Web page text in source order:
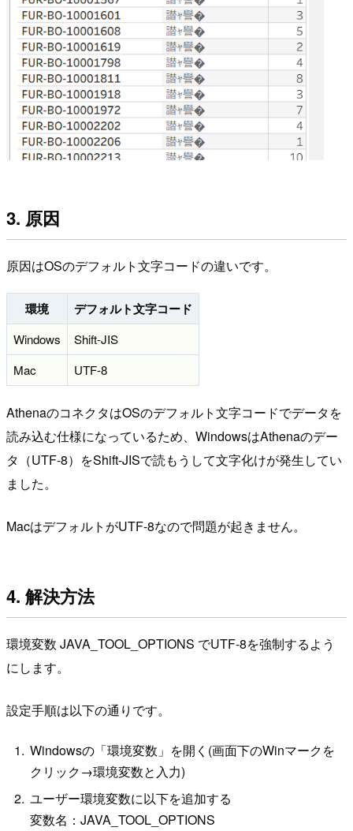
3. 原因
原因はOSのデフォルト文字コードの違いです。
環境 デフォルト文字コード
Windows
Shift-JIS
Mac
UTF-8
AthenaのコネクタはOSのデフォルト文字コードでデータを
読み込む仕様になっているため、WindowsはAthenaのデー
タ（UTF-8）をShift-JISで読もうして文字化けが発生してい
ました。
MacはデフォルトがUTF-8なので問題が起きません。
4. 解決方法
環境変数 JAVA_TOOL_OPTIONS でUTF-8を強制するよう
にします。
設定手順は以下の通りです。
Windowsの「環境変数」を開く(画面下のWinマークを
クリック→環境変数と入力)
ユーザー環境変数に以下を追加する
変数名：JAVA_TOOL_OPTIONS